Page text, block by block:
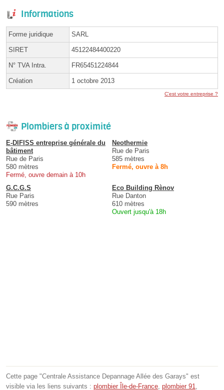
Informations
Forme juridique SARL
SIRET 45122484400220
N° TVA Intra. FR65451224844
Création 1 octobre 2013
C'est votre entreprise ?
Plombiers à proximité
E-DIFISS entreprise générale du
bâtiment
Rue de Paris
580 mètres
Fermé, ouvre demain à 10h
Neothermie
Rue de Paris
585 mètres
Fermé, ouvre à 8h
G.C.G.S
Rue Paris
590 mètres
Eco Building Rènov
Rue Danton
610 mètres
Ouvert jusqu'à 18h
Cette page "Centrale Assistance Depannage Allée des Garays" est
visible via les liens suivants : plombier Île-de-France plombier 91